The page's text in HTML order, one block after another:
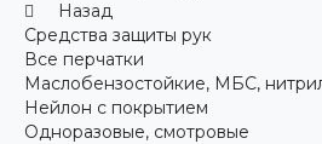
Назад
Средства защиты рук
Все перчатки
Маслобензостойкие, МБС,
Нейлон с покрытием
Одноразовые, смотровые